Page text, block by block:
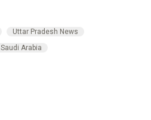
Uttar Pradesh News
Saudi Arabia